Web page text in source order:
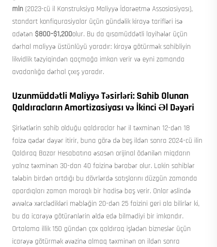
mln (2023-cü il Konstruksiya Maliyyə İdarəetmə Assosiasiyası),
standart konfiqurasiyalar üçün gündəlik kirayə tarifləri isə
adətən $800–$1,200olur. Bu da qısamüddətli layihələr üçün
dərhal maliyyə üstünlüyü yaradır: kirayə götürmək sahibliyin
likvidlik təzyiqindən qaçmağa imkan verir və eyni zamanda
avadanlığa dərhal çıxış yaradır.
Uzunmüddətli Maliyyə Təsirləri: Sahib Olunan
Qaldıracların Amortizasiyası və İkinci Əl Dəyəri
Şirkətlərin sahib olduğu qaldıraclar hər il təxminən 12-dən 18
faizə qədər dəyər itirir, buna görə də beş ildən sonra 2024-cü ilin
Qaldıraq Bazar Hesabatına əsasən orijinal ödənilən miqdarın
yalnız təxminən 30-dan 40 faizinə bərabər olur. Lakin sahiblər
tələbin birdən artdığı bu dövrlərdə satışlarını düzgün zamanda
apardıqları zaman maraqlı bir hadisə baş verir. Onlar əslində
əvvəlcə xərclədikləri məbləğin 20-dən 25 faizini geri ala bilirlər ki,
bu da icarəyə götürənlərin əldə edə bilmədiyi bir imkandır.
Ortalama illik 150 gündən çox qaldıraq işlədən bizneslər üçün
icarəyə götürmək əvəzinə almaq təxminən on ildən sonra